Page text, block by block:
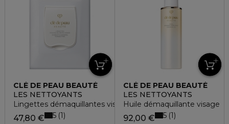
CLÉ DE PEAU BEAUTÉ
LES NETTOYANTS
Lingettes démaquillantes visage
47,80 € 5 1
CLÉ DE PEAU BEAUTÉ
LES NETTOYANTS
Huile démaquillante visage
92,00 € 5 1